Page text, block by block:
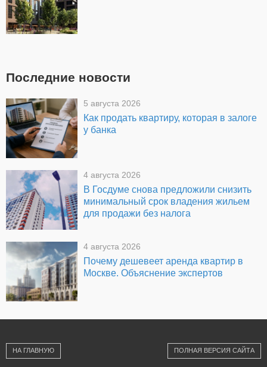
Последние новости
5 августа 2026
Как продать квартиру, которая в залоге
у банка
4 августа 2026
В Госдуме снова предложили снизить
минимальный срок владения жильем
для продажи без налога
4 августа 2026
Почему дешевеет аренда квартир в
Москве. Объяснение экспертов
НА ГЛАВНУЮ ПОЛНАЯ ВЕРСИЯ САЙТА